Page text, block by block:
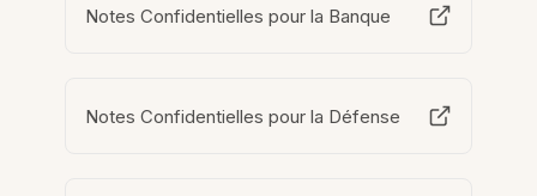
Notes Confidentielles pour la Banque
Notes Confidentielles pour la Défense